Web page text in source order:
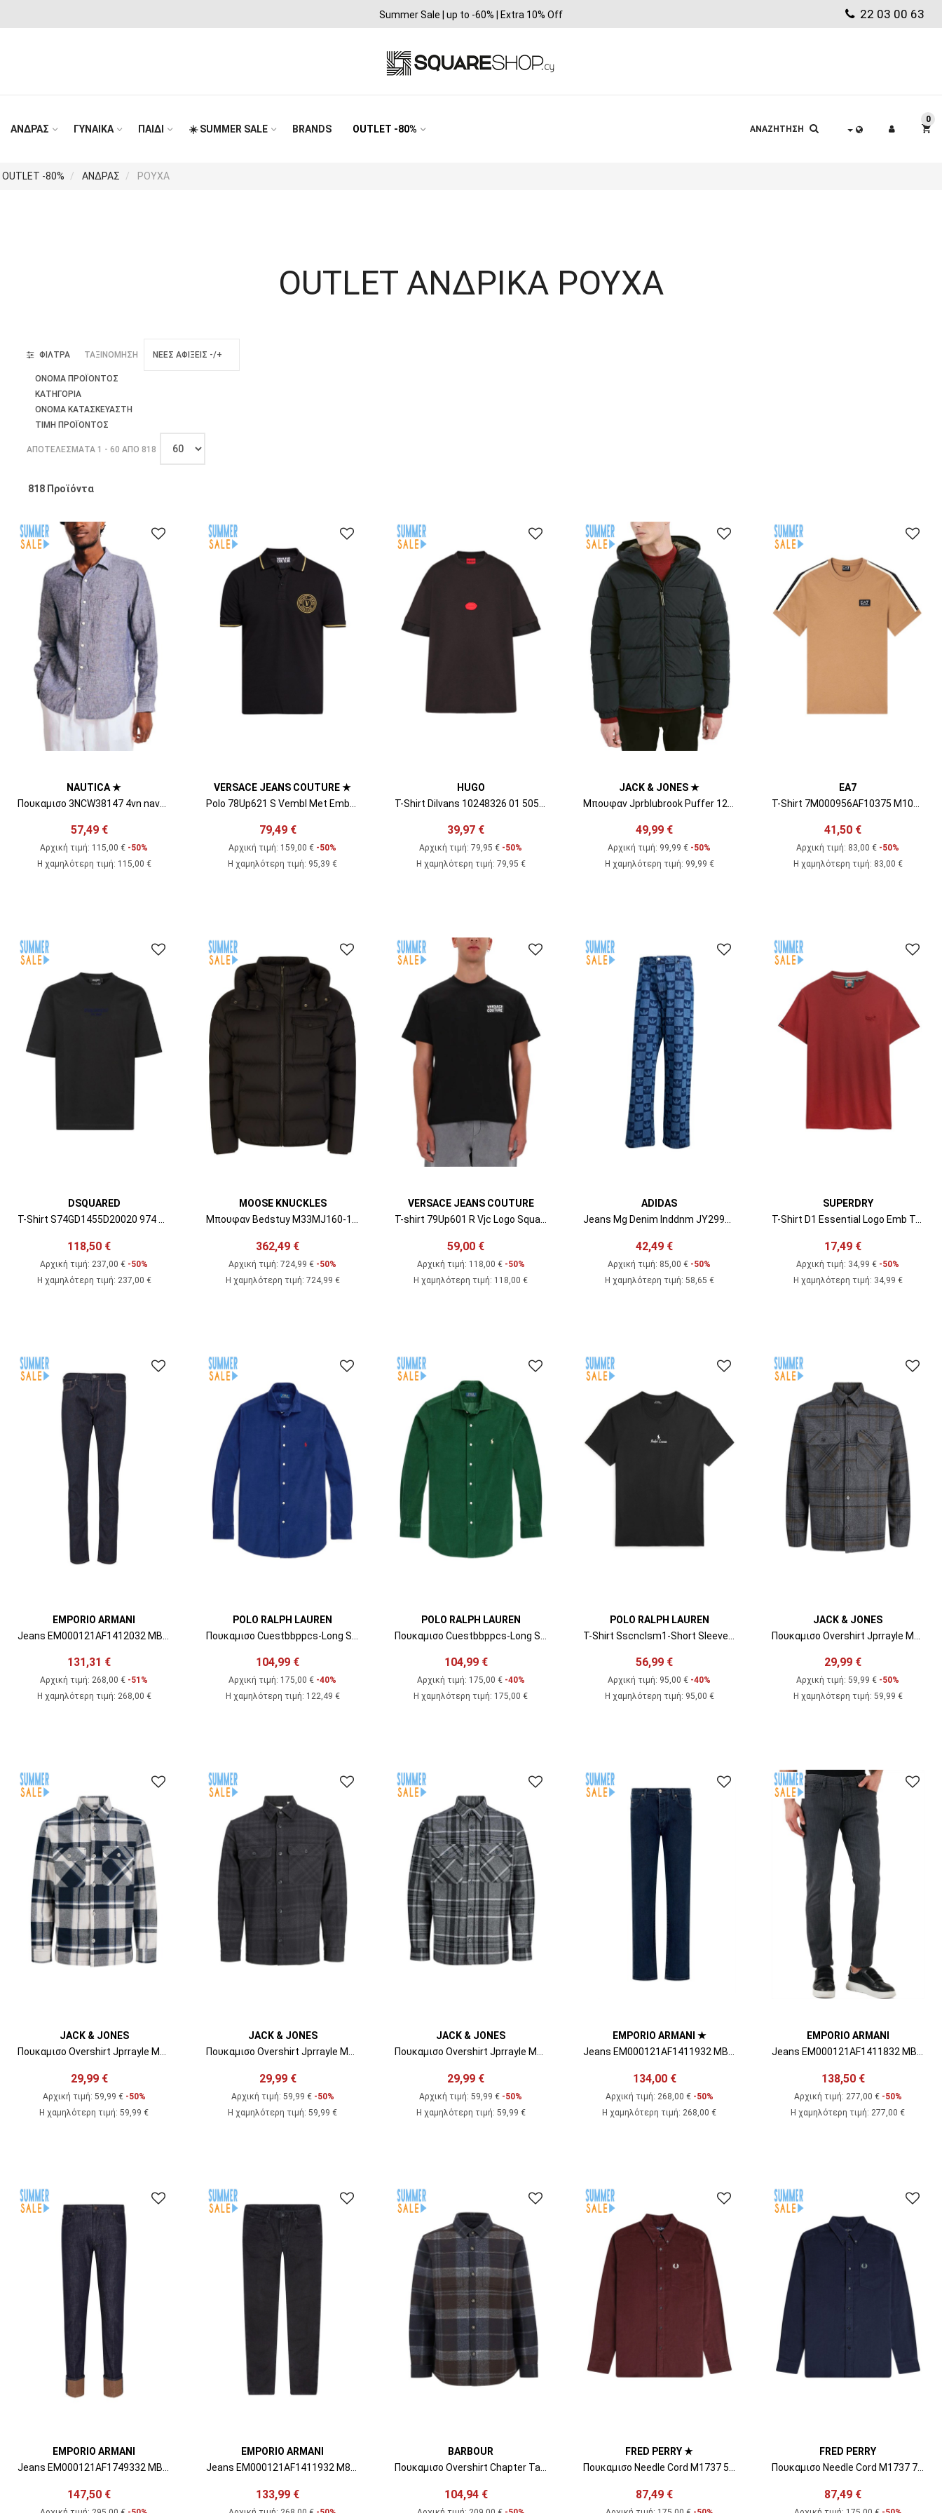
Summer Sale | up to -60% | Extra 10% Off 22 03 00 63
0
ΑΝΑΖΗΤΗΣΗ
ΑΝΔΡΑΣ ΓΥΝΑΙΚΑ ΠΑΙΔΙ ☀️ SUMMER SALE BRANDS OUTLET -80%
OUTLET -80% ΑΝΔΡΑΣ ΡΟΥΧΑ
OUTLET ΑΝΔΡΙΚΑ ΡΟΥΧΑ
προϊόντος
κατασκευαστή
ΦΙΛΤΡΑ ΤΑΞΙΝΟΜΗΣΗ ΝΕΕΣ ΑΦΙΞΕΙΣ -/+
ΌΝΟΜΑ ΠΡΟΪΌΝΤΟΣ
ΚΑΤΗΓΟΡΊΑ
ΌΝΟΜΑ ΚΑΤΑΣΚΕΥΑΣΤΉ
ΤΙΜΉ ΠΡΟΪΌΝΤΟΣ
ΑΠΟΤΕΛΈΣΜΑΤΑ 1 - 60 ΑΠΌ 818
818 Προϊόντα
NAUTICA ★
57,49 €
Αρχική τιμή: 115,00 € -50%
Η χαμηλότερη τιμή: 115,00 €
VERSACE JEANS COUTURE ★
79,49 €
Αρχική τιμή: 159,00 € -50%
Η χαμηλότερη τιμή: 95,39 €
HUGO
39,97 €
Αρχική τιμή: 79,95 € -50%
Η χαμηλότερη τιμή: 79,95 €
JACK & JONES ★
49,99 €
Αρχική τιμή: 99,99 € -50%
Η χαμηλότερη τιμή: 99,99 €
EA7
41,50 €
Αρχική τιμή: 83,00 € -50%
Η χαμηλότερη τιμή: 83,00 €
DSQUARED
T-Shirt S74GD1455D20020 974 black + dark navy print
118,50 €
Αρχική τιμή: 237,00 € -50%
Η χαμηλότερη τιμή: 237,00 €
MOOSE KNUCKLES
Μπουφαν Bedstuy M33MJ160-1061 blk/blk
362,49 €
Αρχική τιμή: 724,99 € -50%
Η χαμηλότερη τιμή: 724,99 €
VERSACE JEANS COUTURE
T-shirt 79Up601 R Vjc Logo Square Small 79GAHP10CJ01P 899 black
59,00 €
Αρχική τιμή: 118,00 € -50%
Η χαμηλότερη τιμή: 118,00 €
ADIDAS
Jeans Mg Denim Inddnm JY2993 blue
42,49 €
Αρχική τιμή: 85,00 € -50%
Η χαμηλότερη τιμή: 58,65 €
SUPERDRY
T-Shirt D1 Essential Logo Emb Tee M1011245B g8r leauge red
17,49 €
Αρχική τιμή: 34,99 € -50%
Η χαμηλότερη τιμή: 34,99 €
EMPORIO ARMANI
131,31 €
Αρχική τιμή: 268,00 € -51%
Η χαμηλότερη τιμή: 268,00 €
POLO RALPH LAUREN
104,99 €
Αρχική τιμή: 175,00 € -40%
Η χαμηλότερη τιμή: 122,49 €
POLO RALPH LAUREN
104,99 €
Αρχική τιμή: 175,00 € -40%
Η χαμηλότερη τιμή: 175,00 €
POLO RALPH LAUREN
56,99 €
Αρχική τιμή: 95,00 € -40%
Η χαμηλότερη τιμή: 95,00 €
JACK & JONES
29,99 €
Αρχική τιμή: 59,99 € -50%
Η χαμηλότερη τιμή: 59,99 €
JACK & JONES
29,99 €
Αρχική τιμή: 59,99 € -50%
Η χαμηλότερη τιμή: 59,99 €
JACK & JONES
29,99 €
Αρχική τιμή: 59,99 € -50%
Η χαμηλότερη τιμή: 59,99 €
JACK & JONES
29,99 €
Αρχική τιμή: 59,99 € -50%
Η χαμηλότερη τιμή: 59,99 €
EMPORIO ARMANI ★
134,00 €
Αρχική τιμή: 268,00 € -50%
Η χαμηλότερη τιμή: 268,00 €
EMPORIO ARMANI
138,50 €
Αρχική τιμή: 277,00 € -50%
Η χαμηλότερη τιμή: 277,00 €
EMPORIO ARMANI
Jeans EM000121AF1749332 MB001 blue denim
147,50 €
EMPORIO ARMANI
Jeans EM000121AF1411932 M8001 medium grey denim 00
133,99 €
BARBOUR
Πουκαμισο Overshirt Chapter Tailored Check Overshirt MOS0400 tn38 midnight oak tartan
104,94 €
FRED PERRY ★
Πουκαμισο Needle Cord M1737 597 oxblood
87,49 €
FRED PERRY
Πουκαμισο Needle Cord M1737 738 dark airforce
87,49 €